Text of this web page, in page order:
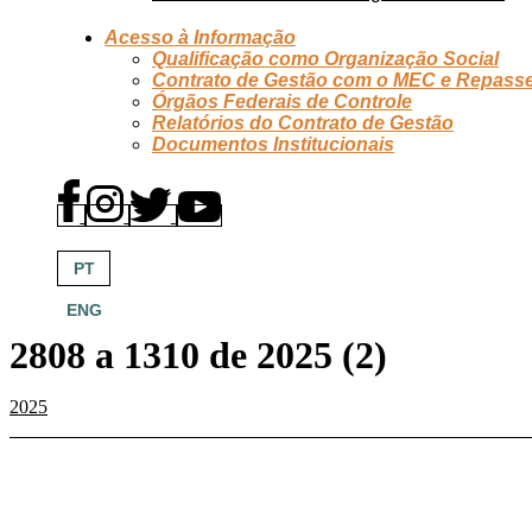
Acesso à Informação
Qualificação como Organização Social
Contrato de Gestão com o MEC e
Órgãos Federais de Controle
Relatórios do Contrato de Gestão
Documentos Institucionais
PT
ENG
2808 a 1310 de 2025 (2)